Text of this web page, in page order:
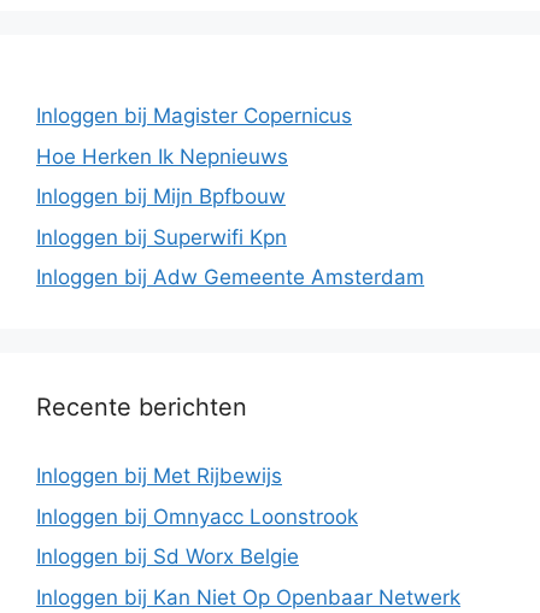
Inloggen bij Magister Copernicus
Hoe Herken Ik Nepnieuws
Inloggen bij Mijn Bpfbouw
Inloggen bij Superwifi Kpn
Inloggen bij Adw Gemeente Amsterdam
Recente berichten
Inloggen bij Met Rijbewijs
Inloggen bij Omnyacc Loonstrook
Inloggen bij Sd Worx Belgie
Inloggen bij Kan Niet Op Openbaar Netwerk